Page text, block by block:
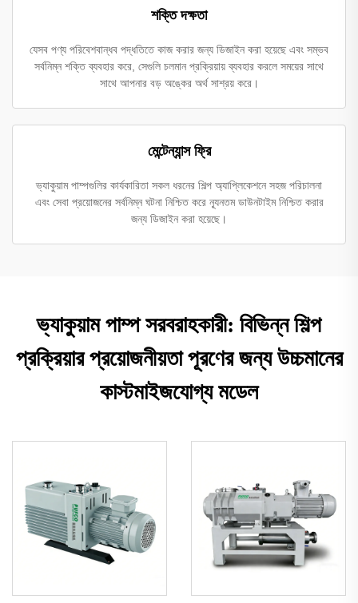
শক্তি দক্ষতা
যেসব পণ্য পরিবেশবান্ধব পদ্ধতিতে কাজ করার জন্য ডিজাইন করা হয়েছে এবং সম্ভব
সর্বনিম্ন শক্তি ব্যবহার করে, সেগুলি চলমান প্রক্রিয়ায় ব্যবহার করলে সময়ের সাথে
সাথে আপনার বড় অঙ্কের অর্থ সাশ্রয় করে।
মেন্টেন্যান্স ফ্রি
ভ্যাকুয়াম পাম্পগুলির কার্যকারিতা সকল ধরনের শিল্প অ্যাপ্লিকেশনে সহজ পরিচালনা
এবং সেবা প্রয়োজনের সর্বনিম্ন ঘটনা নিশ্চিত করে ন্যূনতম ডাউনটাইম নিশ্চিত করার
জন্য ডিজাইন করা হয়েছে।
ভ্যাকুয়াম পাম্প সরবরাহকারী: বিভিন্ন শিল্প
প্রক্রিয়ার প্রয়োজনীয়তা পূরণের জন্য উচ্চমানের
কাস্টমাইজযোগ্য মডেল